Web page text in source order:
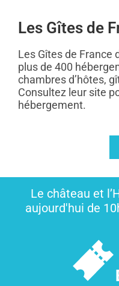
Les Gîtes de
Les Gîtes de France
plus de 400
chambres d’hôtes,
Consultez leur site
hébergement.
Le château et
aujourd'hui de